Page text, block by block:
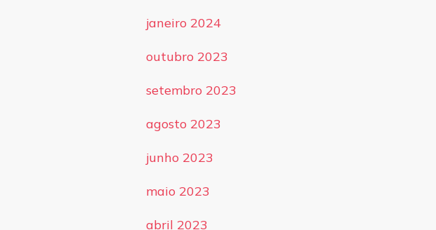
janeiro 2024
outubro 2023
setembro 2023
agosto 2023
junho 2023
maio 2023
abril 2023